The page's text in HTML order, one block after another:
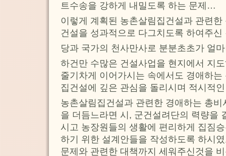
트수송을 강하게 내밀도록 하는 문제…
이렇게 계획된 농촌살림집건설과 관련
건설을 성과적으로 다그치도록 하여주
당과 국가의 천사만사로 분분초초가 얼
하건만 수많은 건설사업을 현지에서 지
줄기차게 이어가시는 속에서도 경애하
집건설에 깊은 관심을 돌리시며 적시적
농촌살림집건설과 관련한 경애하는 총
을 더듬느라면 시, 군건설려단의 력량을
시고 농장원들의 생활에 편리하게 집짐
하기 위한 설계안들을 작성하도록 하시
문제와 관련한 대책까지 세워주신것을